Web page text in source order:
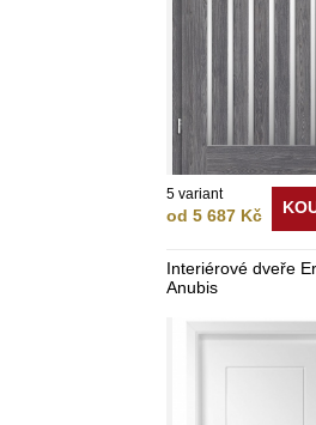
5 variant
od 5 687 Kč
Interiérové dveře
Anubis